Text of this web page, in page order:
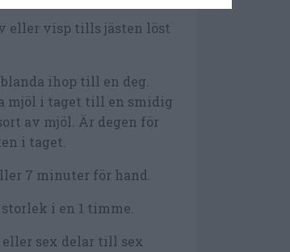
eller visp tills jästen löst
ihop till en deg.
mjöl i taget till en smidig
av mjöl. Är degen för
i taget.
7 minuter för hand.
i en 1 timme.
sex delar till sex